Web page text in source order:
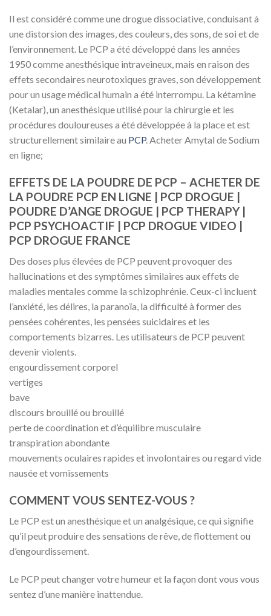
Il est considéré comme une drogue dissociative, conduisant à
une distorsion des images, des couleurs, des sons, de soi et de
l’environnement. Le PCP a été développé dans les années
1950 comme anesthésique intraveineux, mais en raison des
effets secondaires neurotoxiques graves, son développement
pour un usage médical humain a été interrompu. La kétamine
(Ketalar), un anesthésique utilisé pour la chirurgie et les
procédures douloureuses a été développée à la place et est
structurellement similaire au PCP. Acheter Amytal de Sodium
en ligne;
EFFETS DE LA POUDRE DE PCP – ACHETER DE
LA POUDRE PCP EN LIGNE | PCP DROGUE |
POUDRE D’ANGE DROGUE | PCP THERAPY |
PCP PSYCHOACTIF | PCP DROGUE VIDEO |
PCP DROGUE FRANCE
Des doses plus élevées de PCP peuvent provoquer des
hallucinations et des symptômes similaires aux effets de
maladies mentales comme la schizophrénie. Ceux-ci incluent
l’anxiété, les délires, la paranoïa, la difficulté à former des
pensées cohérentes, les pensées suicidaires et les
comportements bizarres. Les utilisateurs de PCP peuvent
devenir violents.
engourdissement corporel
vertiges
bave
discours brouillé ou brouillé
perte de coordination et d’équilibre musculaire
transpiration abondante
mouvements oculaires rapides et involontaires ou regard vide
nausée et vomissements
COMMENT VOUS SENTEZ-VOUS ?
Le PCP est un anesthésique et un analgésique, ce qui signifie
qu’il peut produire des sensations de rêve, de flottement ou
d’engourdissement.
Le PCP peut changer votre humeur et la façon dont vous vous
sentez d’une manière inattendue.